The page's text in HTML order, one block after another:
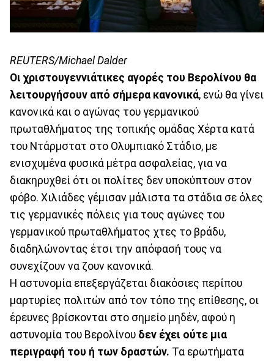
REUTERS/Michael Dalder
Οι χριστουγεννιάτικες αγορές του Βερολίνου θα
λειτουργήσουν από σήμερα κανονικά, ενώ θα γίνει
κανονικά και ο αγώνας του γερμανικού
πρωταθλήματος της τοπικής ομάδας Χέρτα κατά
του Ντάρμστατ στο Ολυμπιακό Στάδιο, με
ενισχυμένα φυσικά μέτρα ασφαλείας, για να
διακηρυχθεί ότι οι πολίτες δεν υποκύπτουν στον
φόβο. Χιλιάδες γέμισαν μάλιστα τα στάδια σε όλες
τις γερμανικές πόλεις για τους αγώνες του
γερμανικού πρωταθλήματος χτες το βράδυ,
διαδηλώνοντας έτσι την απόφασή τους να
συνεχίζουν να ζουν κανονικά.
Η αστυνομία επεξεργάζεται διακόσιες περίπου
μαρτυρίες πολιτών από τον τόπο της επίθεσης, οι
έρευνες βρίσκονται στο σημείο μηδέν, αφού η
αστυνομία του Βερολίνου δεν έχει ούτε μια
περιγραφή του ή των δραστών. Τα ερωτήματα